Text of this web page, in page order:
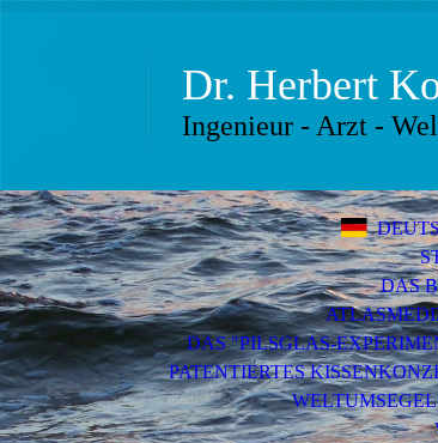
Dr. Herbert
Ingenieur - Arzt -
DAS
DAS "PILSGLAS-
PATENTIERTES